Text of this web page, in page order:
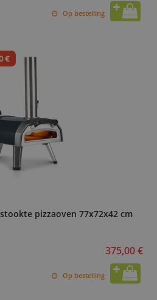
Op bestelling
€
pizzaoven 77x72x42 cm
375,00 €
Op bestelling